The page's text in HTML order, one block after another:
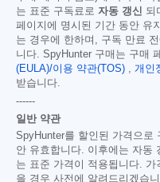
는 표준 구독료로 자동 갱신 되
페이지에 명시된 기간 동안 유
는 경우에 한하며, 구독 만료
니다. SpyHunter 구매는 구매
(EULA)/이용 약관(TOS) , 개인
받습니다.
------
일반 약관
SpyHunter를 할인된 가격으로
안 유효합니다. 이후에는 자동
는 표준 가격이 적용됩니다.
을 경우 사전에 알려드리겠습